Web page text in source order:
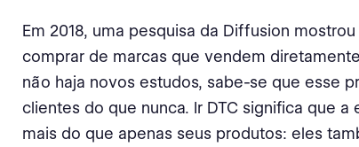
Em 2018, uma pesquisa da Diffusion
comprar de marcas que vendem
não haja novos estudos, sabe-se que esse
clientes do que nunca. Ir DTC significa que
mais do que apenas seus produtos: eles